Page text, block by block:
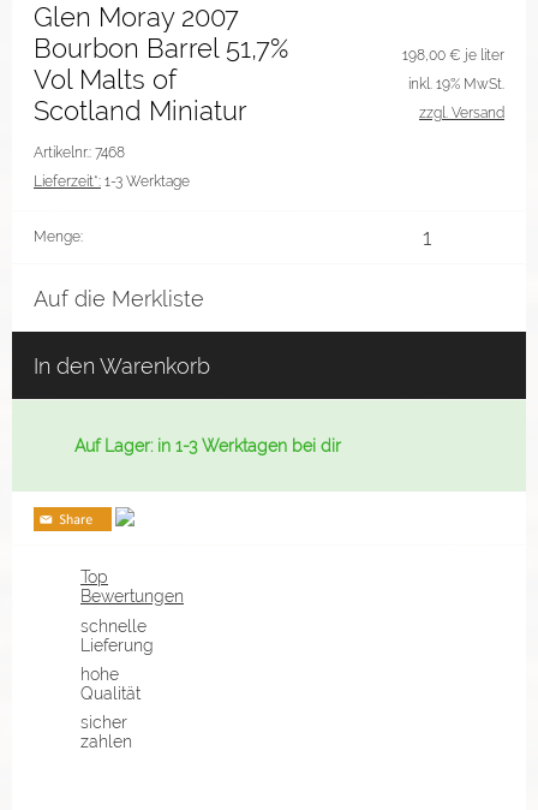
Glen Moray 2007
Bourbon Barrel 51,7%
Vol Malts of
Scotland Miniatur
Artikelnr.: 7468
Lieferzeit*: 1-3 Werktage
198,00 € je liter
inkl. 19% MwSt.
zzgl. Versand
Menge:
Auf die Merkliste
In den Warenkorb
Auf Lager: in 1-3 Werktagen bei dir
Top
Bewertungen
schnelle
Lieferung
hohe
Qualität
sicher
zahlen